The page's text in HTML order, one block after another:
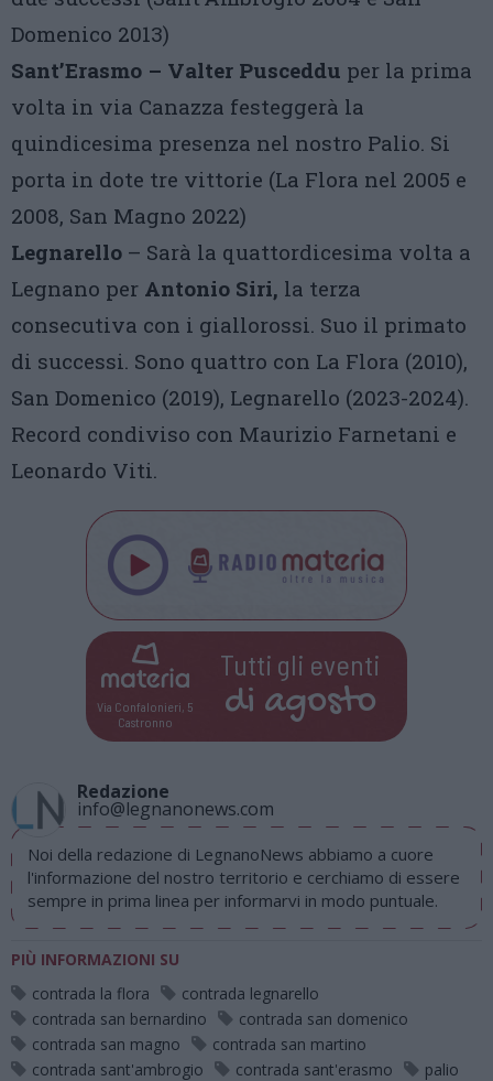
Domenico 2013)
Sant’Erasmo – Valter Pusceddu per la prima
volta in via Canazza festeggerà la
quindicesima presenza nel nostro Palio. Si
porta in dote tre vittorie (La Flora nel 2005 e
2008, San Magno 2022)
Legnarello – Sarà la quattordicesima volta a
Legnano per Antonio Siri, la terza
consecutiva con i giallorossi. Suo il primato
di successi. Sono quattro con La Flora (2010),
San Domenico (2019), Legnarello (2023-2024).
Record condiviso con Maurizio Farnetani e
Leonardo Viti.
Via Confalonieri, 5
Castronno
Tutti gli eventi
di agosto
Redazione
info@legnanonews.com
Noi della redazione di LegnanoNews abbiamo a cuore
l'informazione del nostro territorio e cerchiamo di essere
sempre in prima linea per informarvi in modo puntuale.
PIÙ INFORMAZIONI SU
contrada la flora
contrada legnarello
contrada san bernardino
contrada san domenico
contrada san magno
contrada san martino
contrada sant'ambrogio
contrada sant'erasmo
palio